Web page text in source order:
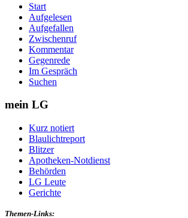
Start
Aufgelesen
Aufgefallen
Zwischenruf
Kommentar
Gegenrede
Im Gespräch
Suchen
mein LG
Kurz notiert
Blaulichtreport
Blitzer
Apotheken-Notdienst
Behörden
LG Leute
Gerichte
Themen-Links: